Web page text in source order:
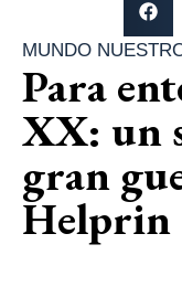
MUNDO
Para
XX: un
gran
Helprin